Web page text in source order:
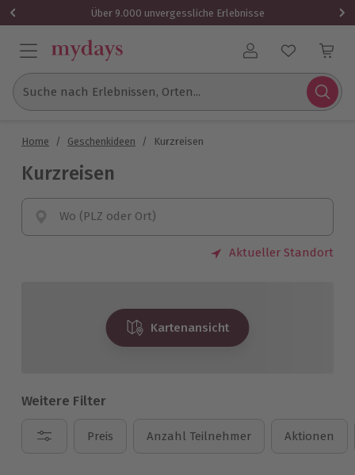
Über 9.000 unvergessliche Erlebnisse
Benutzerkonto
Suche nach Erlebnissen, Orten...
Home / Geschenkideen / Kurzreisen
Kurzreisen
Wo (PLZ oder Ort)
Aktueller Standort
Kartenansicht
Weitere Filter
Preis Anzahl Teilnehmer Aktionen